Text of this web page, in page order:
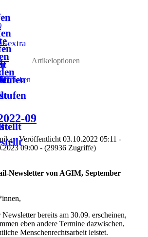
Artikeloptionen
Drucken
09
- Veröffentlicht 03.10.2022 05:11 -
09:00 - (29936 Zugriffe)
Newsletter von AGIM, September
bereits am 30.09. erscheinen,
eben andere Termine dazwischen,
Menschenrechtsarbeit leistet.